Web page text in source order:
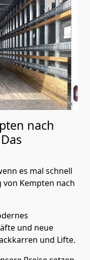
nach
es mal schnell
Kempten nach
und neue
und Lifte.